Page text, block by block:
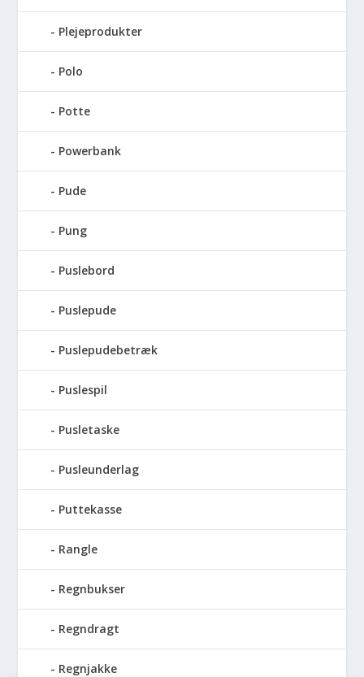
Plejeprodukter
Polo
Potte
Powerbank
Pude
Pung
Puslebord
Puslepude
Puslepudebetræk
Puslespil
Pusletaske
Pusleunderlag
Puttekasse
Rangle
Regnbukser
Regndragt
Regnjakke